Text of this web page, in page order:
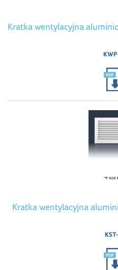
Kratka wentylacyjna
Kratka wentylacyjna